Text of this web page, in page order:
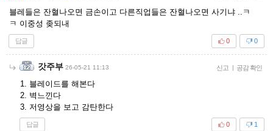
블레들은 잔혈나오면 금손이고 다른직업들은 잔혈나오면 사기냐 ..ㅋ
ㅋ 이중성 좆되내
답글 0
0
갓주부 26-05-21 11:13 신고 | 공감 확인
1. 블레이드를 해본다
2. 벽느낀다
3. 저영상을 보고 감탄한다
답글 1
0